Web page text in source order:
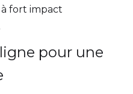
fort impact
pour une